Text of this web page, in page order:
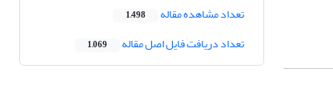
تعداد مشاهده مقاله 1,498
تعداد دریافت فایل اصل مقاله 1,069